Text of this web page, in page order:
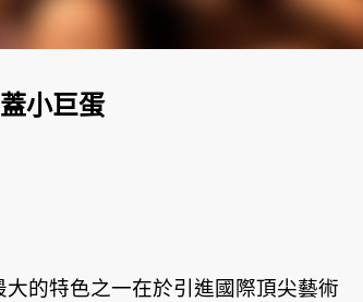
小巨蛋
的特色之一在於引進國際頂尖藝術